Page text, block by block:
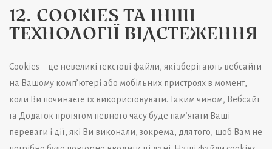
12. COOKIES ТА ІНШІ
ТЕХНОЛОГІЇ ВІДСТЕЖЕННЯ
Cookies – це невеликі текстові файли, які зберігають вебсайти
на Вашому комп’ютері або мобільних пристроях в момент,
коли Ви починаєте їх використовувати. Таким чином, Вебсайт
та Додаток протягом певного часу буде пам’ятати Ваші
переваги і дії, які Ви виконали, зокрема, для того, щоб Вам не